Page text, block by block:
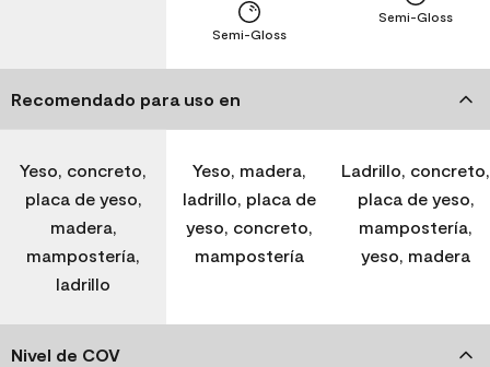
Semi-Gloss
Semi-Gloss
Recomendado para uso en
Yeso, concreto,
placa de yeso,
madera,
mampostería,
ladrillo
Yeso, madera,
ladrillo, placa de
yeso, concreto,
mampostería
Ladrillo, concreto,
placa de yeso,
mampostería,
yeso, madera
Nivel de COV